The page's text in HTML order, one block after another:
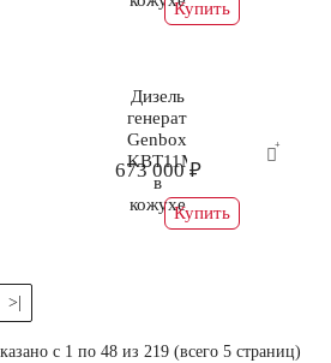
Купить
Дизель
генератор
Genbox
KBT11M
в
кожухе
673 000 ₽
Купить
>|
с 1 по 48 из 219 (всего 5 страниц)